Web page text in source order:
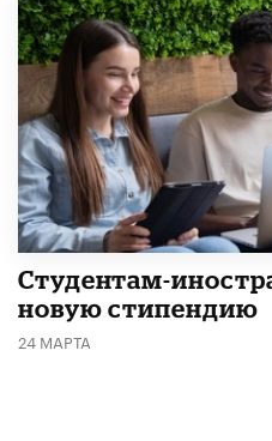
Студентам-
новую стипендию
24 МАРТА